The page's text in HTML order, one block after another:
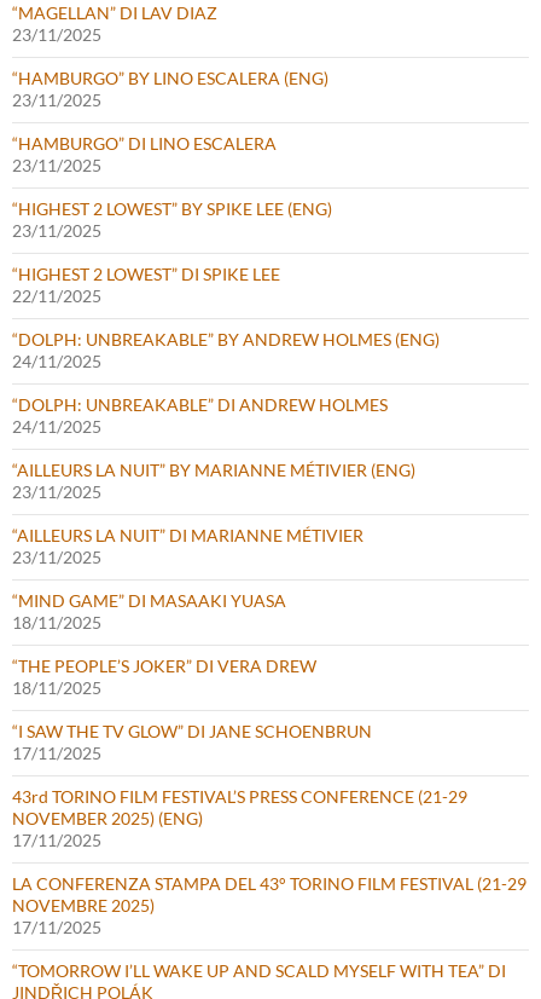
“MAGELLAN” DI LAV DIAZ
23/11/2025
“HAMBURGO” BY LINO ESCALERA (ENG)
23/11/2025
“HAMBURGO” DI LINO ESCALERA
23/11/2025
“HIGHEST 2 LOWEST” BY SPIKE LEE (ENG)
23/11/2025
“HIGHEST 2 LOWEST” DI SPIKE LEE
22/11/2025
“DOLPH: UNBREAKABLE” BY ANDREW HOLMES (ENG)
24/11/2025
“DOLPH: UNBREAKABLE” DI ANDREW HOLMES
24/11/2025
“AILLEURS LA NUIT” BY MARIANNE MÉTIVIER (ENG)
23/11/2025
“AILLEURS LA NUIT” DI MARIANNE MÉTIVIER
23/11/2025
“MIND GAME” DI MASAAKI YUASA
18/11/2025
“THE PEOPLE’S JOKER” DI VERA DREW
18/11/2025
“I SAW THE TV GLOW” DI JANE SCHOENBRUN
17/11/2025
43rd TORINO FILM FESTIVAL’S PRESS CONFERENCE (21-29
NOVEMBER 2025) (ENG)
17/11/2025
LA CONFERENZA STAMPA DEL 43° TORINO FILM FESTIVAL (21-29
NOVEMBRE 2025)
17/11/2025
“TOMORROW I’LL WAKE UP AND SCALD MYSELF WITH TEA” DI
JINDŘICH POLÁK